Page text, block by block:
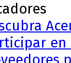
en